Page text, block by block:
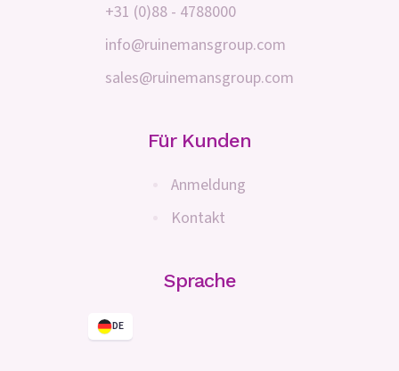
+31 (0)88 - 4788000
info@ruinemansgroup.com
sales@ruinemansgroup.com
Für Kunden
Anmeldung
Kontakt
Sprache
DE